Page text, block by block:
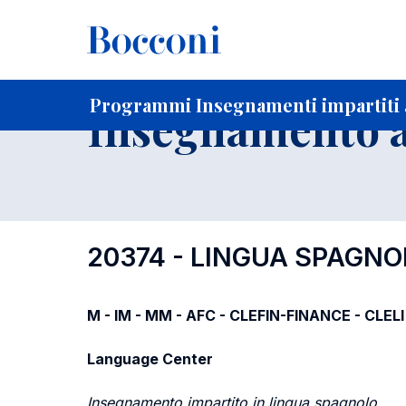
Programmi Insegnamenti impartiti
Home Per studenti iscritti
Insegnamento
20374 - LINGUA
M - IM - MM - AFC - CLEFIN-FINANCE -
Language Center
Insegnamento impartito in lingua spagnolo